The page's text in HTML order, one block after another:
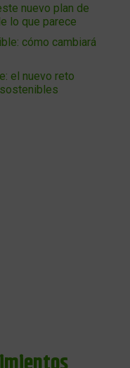
nuevo plan de
lo que parece
cómo cambiará
el nuevo reto